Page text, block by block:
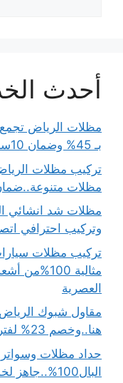
أحدث
مظلات الرياض
بـ 45% وضمان 10سنوات
مظلات
وتركيب احترافي
تركيب مظلات
العصرية
مقاول شبوك
هنا..وخصم 23% لفترة محدودة
حداد مظلات
البال100%..جاهز لخدمتك24ساعة اتصل الان